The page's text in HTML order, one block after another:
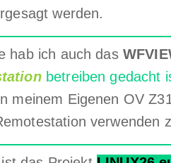
werden.
hab ich auch das
betreiben gedacht
meinem Eigenen OV
verwenden